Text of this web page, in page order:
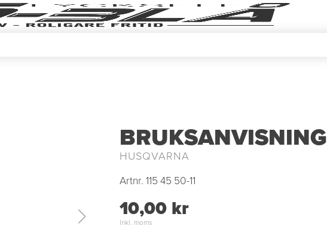
BRUKSANVISNING
HUSQVARNA
Artnr. 115 45 50-11
10,00 kr
Inkl. moms